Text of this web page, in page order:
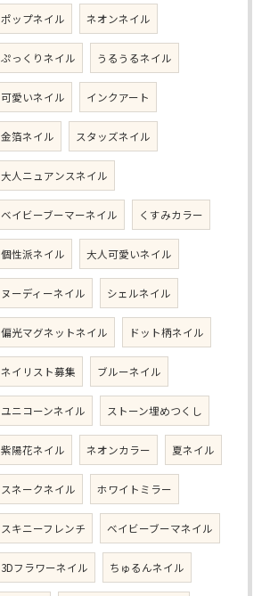
ポップネイル ネオンネイル
ぷっくりネイル うるうるネイル
可愛いネイル インクアート
金箔ネイル スタッズネイル
大人ニュアンスネイル
ベイビーブーマーネイル くすみカラー
個性派ネイル 大人可愛いネイル
ヌーディーネイル シェルネイル
偏光マグネットネイル ドット柄ネイル
ネイリスト募集 ブルーネイル
ユニコーンネイル ストーン埋めつくし
紫陽花ネイル ネオンカラー 夏ネイル
スネークネイル ホワイトミラー
スキニーフレンチ ベイビーブーマネイル
3Dフラワーネイル ちゅるんネイル